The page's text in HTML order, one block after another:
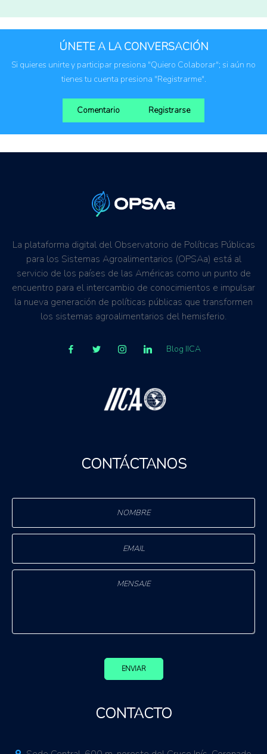
ÚNETE A LA CONVERSACIÓN
Si quieres unirte y participar presiona "Quiero Colaborar"; si aún no
tienes tu cuenta presiona "Registrarme".
Comentario Registrarse
La plataforma digital del Observatorio de Políticas Públicas
para los Sistemas Agroalimentarios (OPSAa) está al
servicio de los países de las Américas como un punto de
encuentro para el intercambio de conocimientos e impulsar
la nueva generación de políticas públicas que transformen
los sistemas agroalimentarios del hemisferio.
Blog IICA
CONTÁCTANOS
ENVIAR
CONTACTO